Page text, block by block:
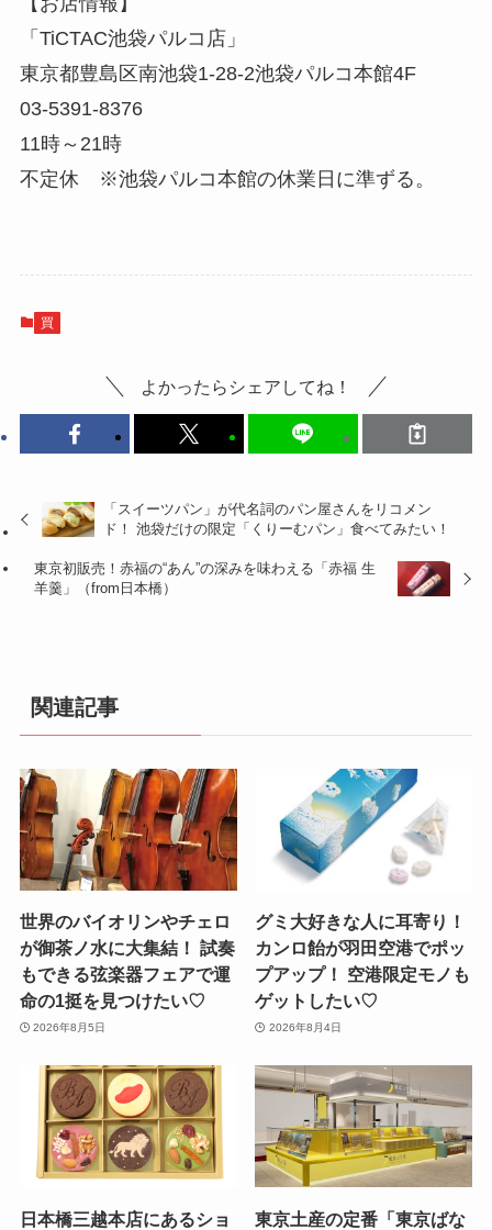
「TiCTAC池袋パルコ店」
東京都豊島区南池袋1-28-2池袋パルコ本館4F
03-5391-8376
11時～21時
不定休 ※池袋パルコ本館の休業日に準ずる。
買
よかったらシェアしてね！
「スイーツパン」が代名詞のパン屋さんをリコメン
ド！ 池袋だけの限定「くりーむパン」食べてみたい！
東京初販売！赤福の“あん”の深みを味わえる「赤福 生
羊羹」（from日本橋）
関連記事
世界のバイオリンやチェロ
が御茶ノ水に大集結！ 試奏
もできる弦楽器フェアで運
命の1挺を見つけたい♡
2026年8月5日
グミ大好きな人に耳寄り！
カンロ飴が羽田空港でポッ
プアップ！ 空港限定モノも
ゲットしたい♡
2026年8月4日
日本橋三越本店にあるショ
東京土産の定番「東京ばな